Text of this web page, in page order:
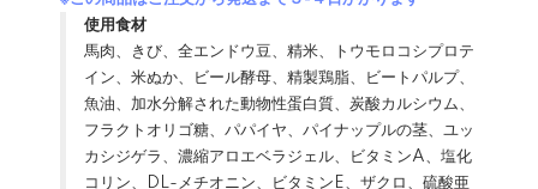
使用食材
馬肉、きび、全エンドウ豆、精米、トウモロコシプロテ
イン、米ぬか、ビール酵母、精製鶏脂、ビートパルプ、
魚油、加水分解された動物性蛋白質、炭酸カルシウム、
フラクトオリゴ糖、パパイヤ、パイナップルの茎、ユッ
カシジゲラ、濃縮アロエベラジェル、ビタミンA、塩化
コリン、DL-メチオニン、ビタミンE、ザクロ、硫酸亜